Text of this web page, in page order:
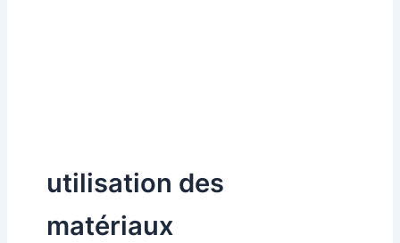
utilisation des
matériaux